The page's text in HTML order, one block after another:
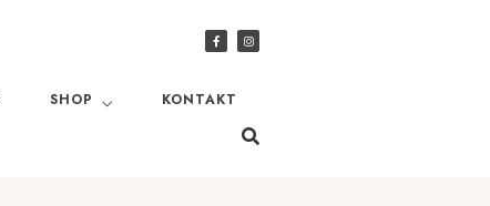
SHOP KONTAKT